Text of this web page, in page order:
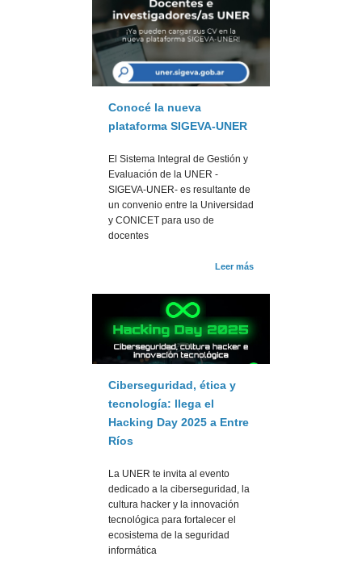
Conocé la nueva
plataforma SIGEVA-UNER
El Sistema Integral de Gestión y
Evaluación de la UNER -
SIGEVA-UNER- es resultante de
un convenio entre la Universidad
y CONICET para uso de
docentes
Leer más
Ciberseguridad, ética y
tecnología: llega el
Hacking Day 2025 a Entre
Ríos
La UNER te invita al evento
dedicado a la ciberseguridad, la
cultura hacker y la innovación
tecnológica para fortalecer el
ecosistema de la seguridad
informática